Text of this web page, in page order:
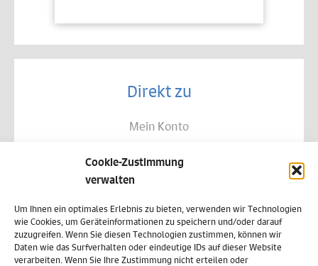
Cookie-Zustimmung
verwalten
Um Ihnen ein optimales Erlebnis zu bieten, verwenden wir Technologien
wie Cookies, um Geräteinformationen zu speichern und/oder darauf
zuzugreifen. Wenn Sie diesen Technologien zustimmen, können wir
Daten wie das Surfverhalten oder eindeutige IDs auf dieser Website
verarbeiten. Wenn Sie Ihre Zustimmung nicht erteilen oder
Direkt zu
Mein Konto
Allgemeine Geschäftsbedingungen
Widerruf
Zahlungsweisen